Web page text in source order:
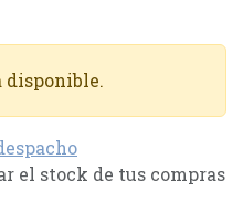
disponible.
el stock de tus compras